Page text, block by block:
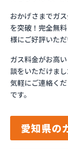
おかげさまでガ
を突破！完全無
様にご好評いただ
ガス料金がお高
談をいただけま
気軽にご連絡く
です。
愛知県の